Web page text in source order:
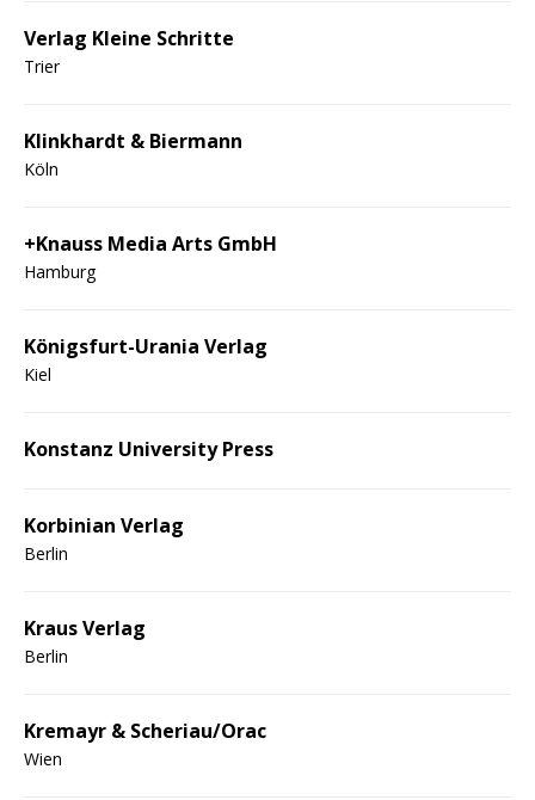
Verlag Kleine Schritte
Trier
Klinkhardt & Biermann
Köln
+Knauss Media Arts GmbH
Hamburg
Königsfurt-Urania Verlag
Kiel
Konstanz University Press
Korbinian Verlag
Berlin
Kraus Verlag
Berlin
Kremayr & Scheriau/Orac
Wien